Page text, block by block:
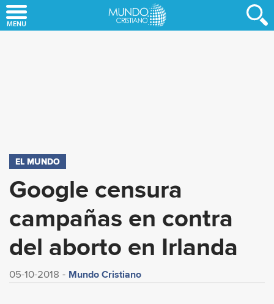
to
EL MUNDO
Google censura
campañas en contra
del aborto en Irlanda
05-10-2018 Mundo Cristiano